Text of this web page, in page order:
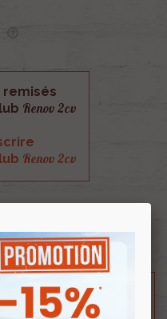
remisés
Renov 2cv
Renov 2cv
sur le produit
service